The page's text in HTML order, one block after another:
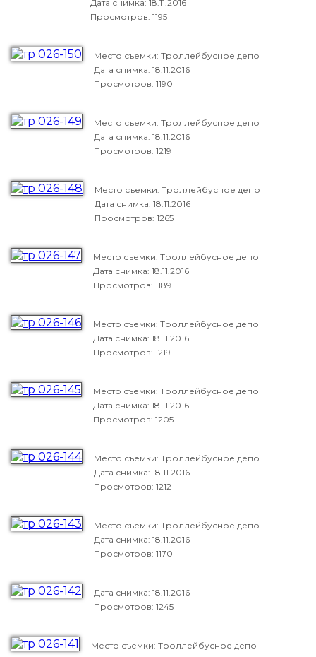
Дата снимка: 18.11.2016
Просмотров: 1195
Место съемки: Троллейбусное депо
Дата снимка: 18.11.2016
Просмотров: 1190
Место съемки: Троллейбусное депо
Дата снимка: 18.11.2016
Просмотров: 1219
Место съемки: Троллейбусное депо
Дата снимка: 18.11.2016
Просмотров: 1265
Место съемки: Троллейбусное депо
Дата снимка: 18.11.2016
Просмотров: 1189
Место съемки: Троллейбусное депо
Дата снимка: 18.11.2016
Просмотров: 1219
Место съемки: Троллейбусное депо
Дата снимка: 18.11.2016
Просмотров: 1205
Место съемки: Троллейбусное депо
Дата снимка: 18.11.2016
Просмотров: 1212
Место съемки: Троллейбусное депо
Дата снимка: 18.11.2016
Просмотров: 1170
Дата снимка: 18.11.2016
Просмотров: 1245
Место съемки: Троллейбусное депо